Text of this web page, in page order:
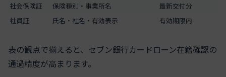
社会保険証
保険種別・事業所名
最新交付分
社員証
氏名・社名・有効表示 有効期限内
表の観点で揃えると、セブン銀行カードローン在籍確認の
通過精度が高まります。